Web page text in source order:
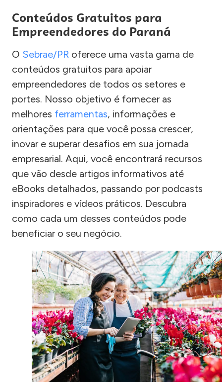
Conteúdos Gratuitos para
Empreendedores do Paraná
O Sebrae/PR oferece uma vasta gama de
conteúdos gratuitos para apoiar
empreendedores de todos os setores e
portes. Nosso objetivo é fornecer as
melhores ferramentas, informações e
orientações para que você possa crescer,
inovar e superar desafios em sua jornada
empresarial. Aqui, você encontrará recursos
que vão desde artigos informativos até
eBooks detalhados, passando por podcasts
inspiradores e vídeos práticos. Descubra
como cada um desses conteúdos pode
beneficiar o seu negócio.